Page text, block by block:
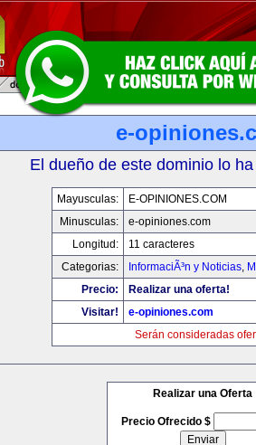
e-
El dueño de este dominio lo
Mayusculas:
E-OPINIONES.COM
Minusculas:
e-opiniones.com
Longitud:
11 caracteres
Categorias:
InformaciÃ³n y Noticias,
Precio:
Realizar una oferta!
Visitar!
e-opiniones.com
Serán consideradas
Realizar una Oferta
Precio Ofrecido $